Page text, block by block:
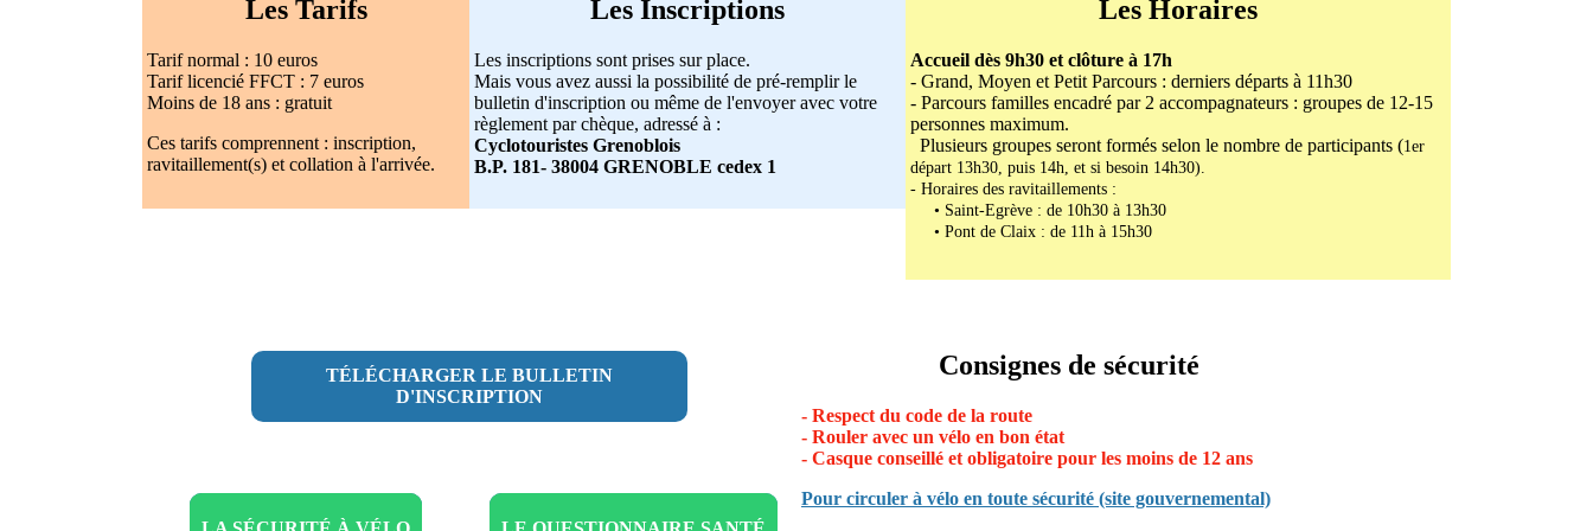
Les Tarifs
Tarif normal : 10 euros
Tarif licencié FFCT : 7 euros
Moins de 18 ans : gratuit
Ces tarifs comprennent : inscription,
ravitaillement(s) et collation à l'arrivée.
Les Inscriptions
Les inscriptions sont prises sur place.
Mais vous avez aussi la possibilité de pré-remplir le
bulletin d'inscription ou même de l'envoyer avec votre
règlement par chèque, adressé à :
Cyclotouristes Grenoblois
B.P. 181- 38004 GRENOBLE cedex 1
Les Horaires
Accueil dès 9h30 et clôture à 17h
- Grand, Moyen et Petit Parcours : derniers départs à 11h30
- Parcours familles encadré par 2 accompagnateurs : groupes de 12-15
personnes maximum.
Plusieurs groupes seront formés selon le nombre de participants (1er
départ 13h30, puis 14h, et si besoin 14h30).
- Horaires des ravitaillements :
• Saint-Egrève : de 10h30 à 13h30
• Pont de Claix : de 11h à 15h30
TÉLÉCHARGER LE BULLETIN
D'INSCRIPTION
Consignes de sécurité
- Respect du code de la route
- Rouler avec un vélo en bon état
- Casque conseillé et obligatoire pour les moins de 12 ans
Pour circuler à vélo en toute sécurité (site gouvernemental)